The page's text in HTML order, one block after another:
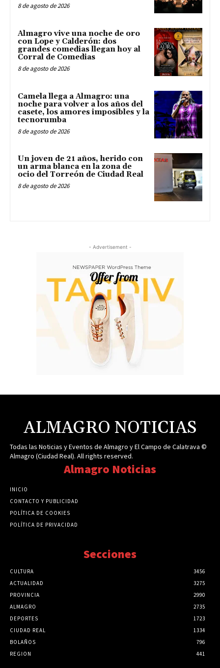
8 de agosto de 2026
Almagro vive una noche de oro
con Lope y Calderón: dos
grandes comedias llegan hoy al
Corral de Comedias
8 de agosto de 2026
Camela llega a Almagro: una
noche para volver a los años del
casete, los amores imposibles y la
tecnorumba
8 de agosto de 2026
Un joven de 21 años, herido con
un arma blanca en la zona de
ocio del Torreón de Ciudad Real
8 de agosto de 2026
- Advertisement -
ALMAGRO NOTICIAS
Todas las Noticias y Eventos de Almagro y El Campo de Calatrava ©
Almagro (Ciudad Real). All rights reserved.
Almagro Noticias
INICIO
CONTACTO Y PUBLICIDAD
POLÍTICA DE COOKIES
POLÍTICA DE PRIVACIDAD
Secciones
CULTURA
3456
ACTUALIDAD
3275
PROVINCIA
2990
ALMAGRO
2735
DEPORTES
1723
CIUDAD REAL
1334
BOLAÑOS
796
REGION
441